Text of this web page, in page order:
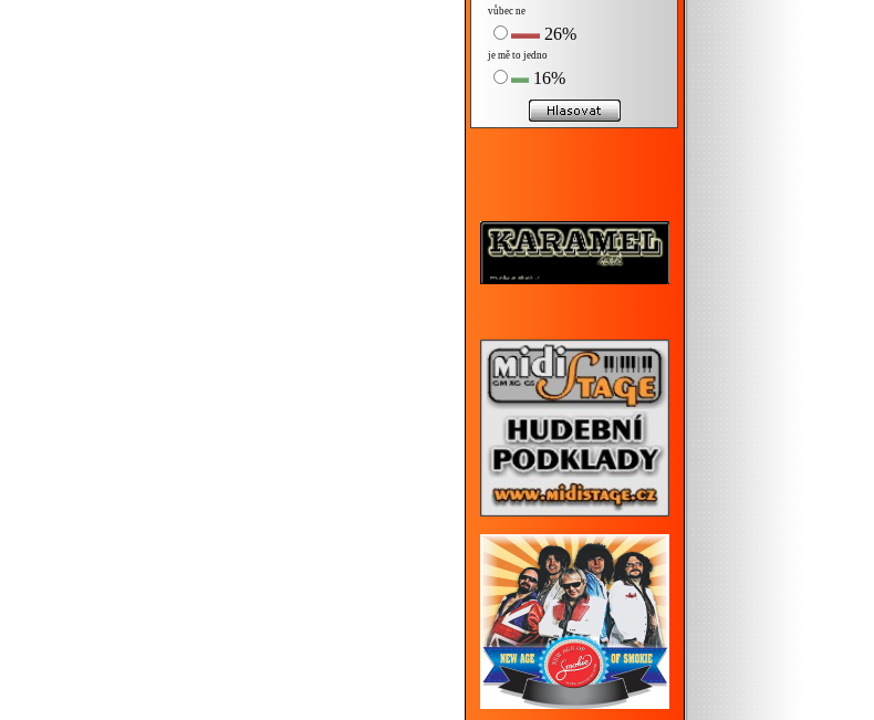
vůbec ne
26%
je mě to jedno
16%